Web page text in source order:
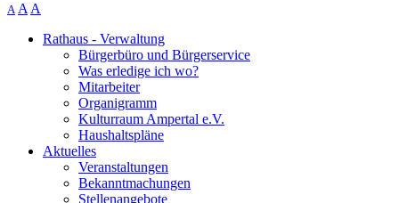
A A A
Rathaus - Verwaltung
Bürgerbüro und Bürgerservice
Was erledige ich wo?
Mitarbeiter
Organigramm
Kulturraum Ampertal e.V.
Haushaltspläne
Aktuelles
Veranstaltungen
Bekanntmachungen
Stellenangebote